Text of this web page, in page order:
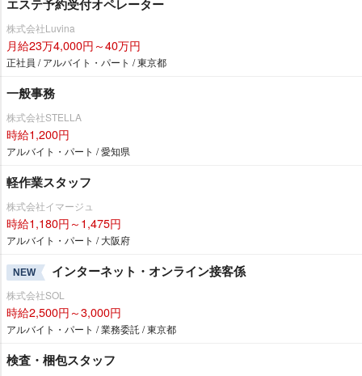
エステ予約受付オペレーター
株式会社Luvina
月給23万4,000円～40万円
正社員 / アルバイト・パート / 東京都
一般事務
株式会社STELLA
時給1,200円
アルバイト・パート / 愛知県
軽作業スタッフ
株式会社イマージュ
時給1,180円～1,475円
アルバイト・パート / 大阪府
NEW インターネット・オンライン接客係
株式会社SOL
時給2,500円～3,000円
アルバイト・パート / 業務委託 / 東京都
検査・梱包スタッフ